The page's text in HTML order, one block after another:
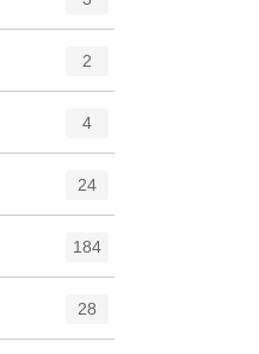
2
4
24
184
28